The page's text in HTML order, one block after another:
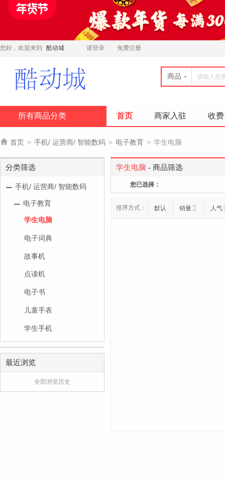
您好，欢迎来到 酷动城 请登录 免费注册
商品
所有商品分类 首页 商家入驻 收
 首页 > 手机/ 运营商/ 智能数码 > 电子教育 > 学生电脑
分类筛选
手机/ 运营商/ 智能数码
电子教育
学生电脑
电子词典
故事机
点读机
电子书
儿童手表
学生手机
最近浏览
全部浏览历史
学生电脑 - 商品筛选
您已选择：
排序方式： 默认 销量 人气